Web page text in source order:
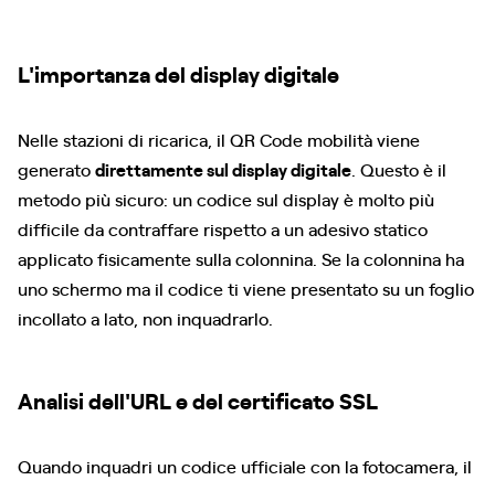
L'importanza del display digitale
Nelle stazioni di ricarica, il QR Code mobilità viene
generatodirettamente sul display digitale . Questo è il
metodo più sicuro: un codice sul display è molto più
difficile da contraffare rispetto a un adesivo statico
applicato fisicamente sulla colonnina. Se la colonnina ha
uno schermo ma il codice ti viene presentato su un foglio
incollato a lato, non inquadrarlo.
Analisi dell'URL e del certificato SSL
Quando inquadri un codice ufficiale con la fotocamera, il